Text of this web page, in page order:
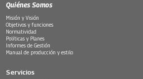
Quiénes Somos
Misión y Visión
Objetivos y funciones
Normatividad
Políticas y Planes
Informes de Gestión
Manual de producción y estilo
Servicios